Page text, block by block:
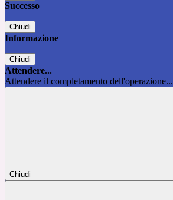
Successo
Chiudi
Informazione
Chiudi
Attendere...
Attendere il completamento dell'operazione...
Chiudi